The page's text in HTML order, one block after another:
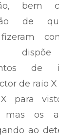
bem
de
de
de raio X
para
mas os
ao